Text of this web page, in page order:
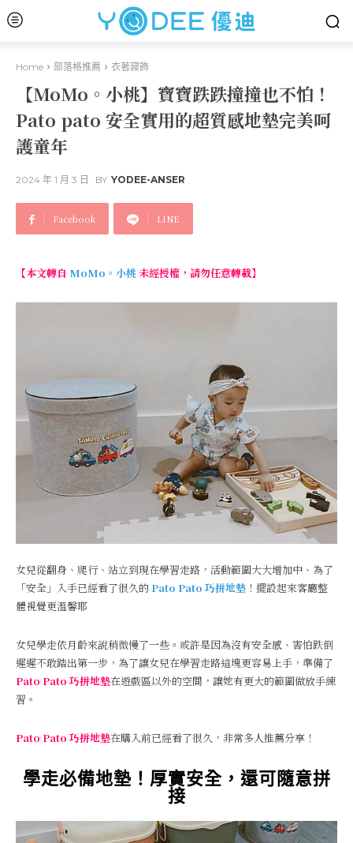
Home 部落格推薦 衣著寢飾
【MoMo。小桃】寶寶跌跌撞撞也不怕！
Pato pato 安全實用的超質感地墊完美呵
護童年
2024 年 1 月 3 日 BY YODEE-ANSER
Facebook LINE
【本文轉自 MoMo。小桃未經授權，請勿任意轉載】
女兒從翻身、爬行、站立到現在學習走路，活動範圍大大增加中、為了
「安全」入手已經看了很久的 Pato Pato 巧拼地墊 ！擺設起來客廳整
體視覺更溫馨耶
女兒學走依月齡來說稍微慢了一些。或許是因為沒有安全感、害怕跌倒
遲遲不敢踏出第一步，為了讓女兒在學習走路這塊更容易上手，準備了
Pato Pato 巧拼地墊在遊戲區以外的空間，讓她有更大的範圍做放手練
習。
Pato Pato 巧拼地墊在購入前已經看了很久，非常多人推薦分享！
學走必備地墊！厚實安全，還可隨意拼
接